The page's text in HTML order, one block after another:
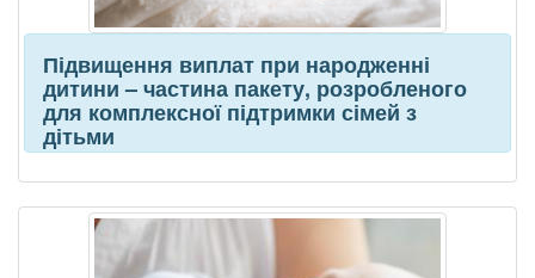
Підвищення виплат при народженні
дитини – частина пакету, розробленого
для комплексної підтримки сімей з
дітьми